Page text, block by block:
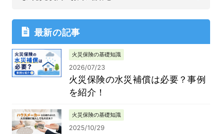
最新の記事
火災保険の基礎知識
2026/07/23
火災保険の水災補償は必要？事例
を紹介！
火災保険の基礎知識
2025/10/29